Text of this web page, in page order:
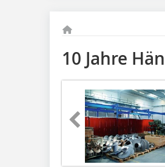
10 Jahre